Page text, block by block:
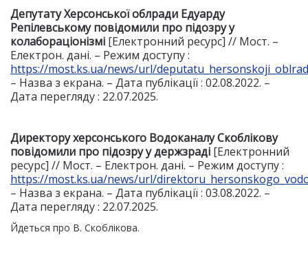
Депутату Херсонської облради Едуарду
Репілевському повідомили про підозру у
колабораціонізмі [Електронний ресурс] // Мост. –
Електрон. дані. – Режим доступу :
https://most.ks.ua/news/url/
– Назва з екрана. – Дата публікації : 02.08.2022. –
Дата перегляду : 22.07.2025.
Директору херсонського Водоканалу Скоблікову
повідомили про підозру у держзраді [Електронний
ресурс] // Мост. – Електрон. дані. – Режим доступу :
https://most.ks.ua/news/url/
– Назва з екрана. – Дата публікації : 03.08.2022. –
Дата перегляду : 22.07.2025.
Йдеться про В. Скоблікова.